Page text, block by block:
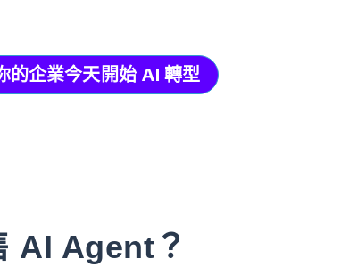
的企業今天開始 AI 轉型
AI Agent？